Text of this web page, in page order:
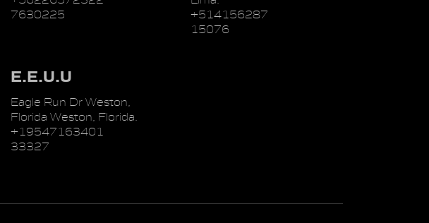
7630225
+514156287
15076
E.E.U.U
Eagle Run Dr Weston,
Florida Weston, Florida.
+19547163401
33327